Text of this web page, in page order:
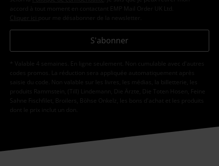
accord à tout moment en contactant EMP Mail Order UK Ltd.
Cliquer ici pour me désabonner de la newsletter.
S'abonner
* Valable 4 semaines. En ligne seulement. Non cumulable avec d'autres
codes promos. La réduction sera appliquée automatiquement après
saisie du code. Non valable sur les livres, les médias, la billetterie, les
produits Rammstein, (Till) Lindemann, Die Ärzte, Die Toten Hosen, Feine
Sahne Fischfilet, Broilers, Böhse Onkelz, les bons d'achat et les produits
dont le prix inclut un don.